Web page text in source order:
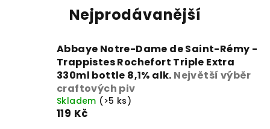
Nejprodávanější
Abbaye Notre-Dame de Saint-Rémy -
Trappistes Rochefort Triple Extra
330ml bottle 8,1% alk. Největší výběr
craftových piv
Skladem (>5 ks)
119 Kč